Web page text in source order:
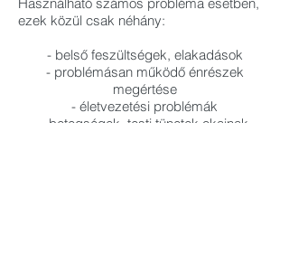
ezek közül csak néhány:
- belső feszültségek, elakadások
- problémásan működő énrészek
megértése
- életvezetési problémák
- betegségek, testi tünetek okainak